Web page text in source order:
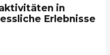
in
Erlebnisse